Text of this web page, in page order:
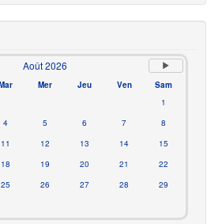
Août 2026
Mer Jeu Ven
Sam
1
4 5 6 7
8
11 12 13 14
15
18 19 20 21
22
25 26 27 28
29